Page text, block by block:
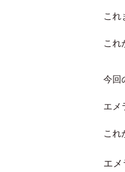
これ
これ
今回
エメ
これ
エ